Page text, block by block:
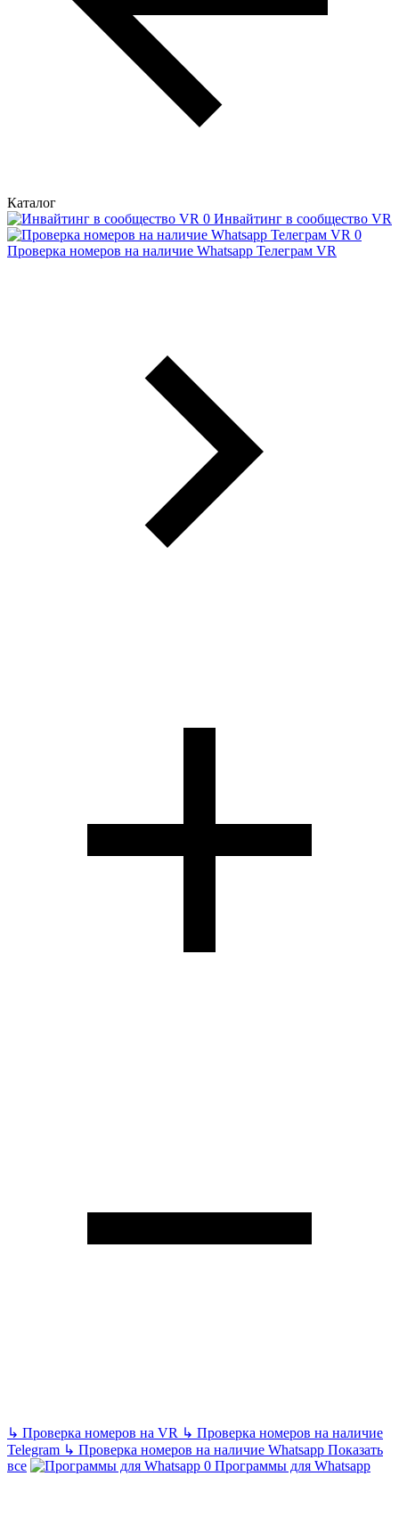
Каталог
Инвайтинг в сообщество VR
Проверка номеров на наличие Whatsapp Телеграм VR
↳ Проверка номеров на VR ↳ Проверка номеров на наличие
Telegram ↳ Проверка номеров на наличие Whatsapp Показать
все
Программы для Whatsapp